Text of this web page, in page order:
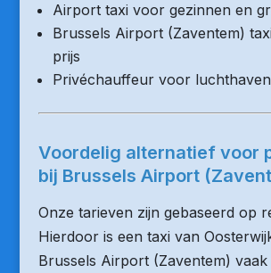
Airport taxi voor gezinnen en
Brussels Airport (Zaventem)
prijs
Privéchauffeur voor
Voordelig alternatief voor
bij Brussels Airport
Onze tarieven zijn gebaseerd op
Hierdoor is een taxi van
Brussels Airport (Zaventem) vaak